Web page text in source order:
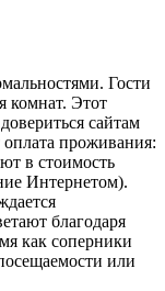
Гости
комнат. Этот
сайтам
проживания:
в стоимость
Интернетом).
благодаря
как соперники
или